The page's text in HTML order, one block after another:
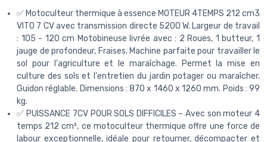
✅ Motoculteur thermique à essence MOTEUR 4TEMPS 212 cm3
VITO 7 CV avec transmission directe 5200 W. Largeur de travail
: 105 - 120 cm Motobineuse livrée avec : 2 Roues, 1 butteur, 1
jauge de profondeur, Fraises. Machine parfaite pour travailler le
sol pour l'agriculture et le maraîchage. Permet la mise en
culture des sols et l'entretien du jardin potager ou maraîcher.
Guidon réglable. Dimensions : 870 x 1460 x 1260 mm. Poids : 99
kg.
✅ PUISSANCE 7CV POUR SOLS DIFFICILES – Avec son moteur 4
temps 212 cm³, ce motoculteur thermique offre une force de
labour exceptionnelle, idéale pour retourner, décompacter et